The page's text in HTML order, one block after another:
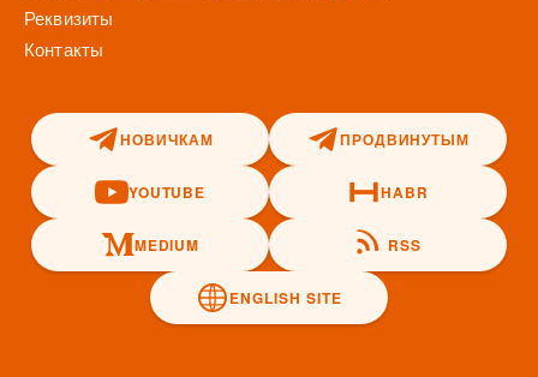
Реквизиты
Контакты
НОВИЧКАМ ПРОДВИНУТЫМ
YOUTUBE HABR
MEDIUM RSS
ENGLISH SITE